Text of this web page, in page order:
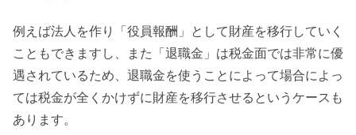
例えば法人を作り「役員報酬」として財産を移行していく
こともできますし、また「退職金」は税金面では非常に優
遇されているため、退職金を使うことによって場合によっ
ては税金が全くかけずに財産を移行させるというケースも
あります。